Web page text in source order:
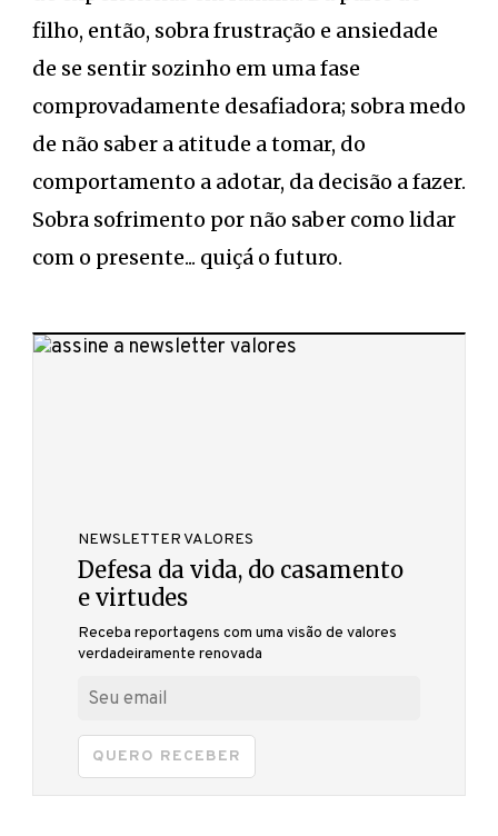
filho, então, sobra frustração e ansiedade
de se sentir sozinho em uma fase
comprovadamente desafiadora; sobra medo
de não saber a atitude a tomar, do
comportamento a adotar, da decisão a fazer.
Sobra sofrimento por não saber como lidar
com o presente... quiçá o futuro.
NEWSLETTER VALORES
Defesa da vida, do casamento
e virtudes
Receba reportagens com uma visão de valores
verdadeiramente renovada
QUERO RECEBER